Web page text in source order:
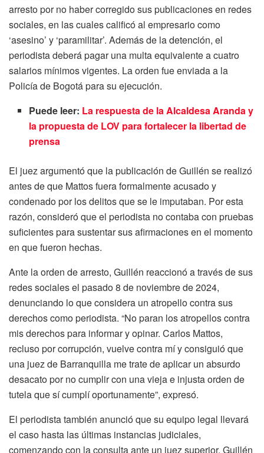
arresto por no haber corregido sus publicaciones en redes
sociales, en las cuales calificó al empresario como
‘asesino’ y ‘paramilitar’. Además de la detención, el
periodista deberá pagar una multa equivalente a cuatro
salarios mínimos vigentes. La orden fue enviada a la
Policía de Bogotá para su ejecución.
Puede leer: La respuesta de la Alcaldesa Aranda y
la propuesta de LOV para fortalecer la libertad de
prensa
El juez argumentó que la publicación de Guillén se realizó
antes de que Mattos fuera formalmente acusado y
condenado por los delitos que se le imputaban. Por esta
razón, consideró que el periodista no contaba con pruebas
suficientes para sustentar sus afirmaciones en el momento
en que fueron hechas.
Ante la orden de arresto, Guillén reaccionó a través de sus
redes sociales el pasado 8 de noviembre de 2024,
denunciando lo que considera un atropello contra sus
derechos como periodista. “No paran los atropellos contra
mis derechos para informar y opinar. Carlos Mattos,
recluso por corrupción, vuelve contra mí y consiguió que
una juez de Barranquilla me trate de aplicar un absurdo
desacato por no cumplir con una vieja e injusta orden de
tutela que sí cumplí oportunamente”, expresó.
El periodista también anunció que su equipo legal llevará
el caso hasta las últimas instancias judiciales,
comenzando con la consulta ante un juez superior. Guillén